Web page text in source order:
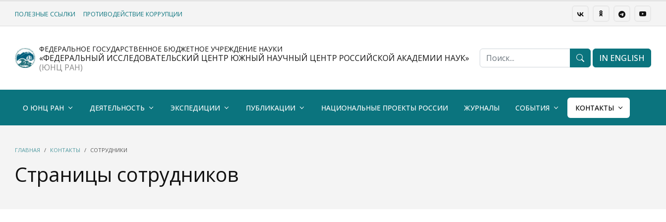
ПОЛЕЗНЫЕ ССЫЛКИ ПРОТИВОДЕЙСТВИЕ КОРРУПЦИИ
ФЕДЕРАЛЬНОЕ ГОСУДАРСТВЕННОЕ БЮДЖЕТНОЕ УЧРЕЖДЕНИЕ НАУКИ
«ФЕДЕРАЛЬНЫЙ ИССЛЕДОВАТЕЛЬСКИЙ ЦЕНТР ЮЖНЫЙ НАУЧНЫЙ ЦЕНТР РОССИЙСКОЙ АКАДЕМИИ НАУК»
(ЮНЦ РАН)
IN ENGLISH
О ЮНЦ РАН ДЕЯТЕЛЬНОСТЬ ЭКСПЕДИЦИИ ПУБЛИКАЦИИ НАЦИОНАЛЬНЫЕ ПРОЕКТЫ РОССИИ ЖУРНАЛЫ СОБЫТИЯ КОНТАКТЫ
ГЛАВНАЯ КОНТАКТЫ СОТРУДНИКИ
Страницы сотрудников